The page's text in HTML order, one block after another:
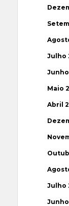
Julho
Maio
Abril
Julho